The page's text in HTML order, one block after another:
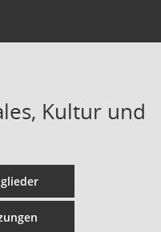
Kultur und